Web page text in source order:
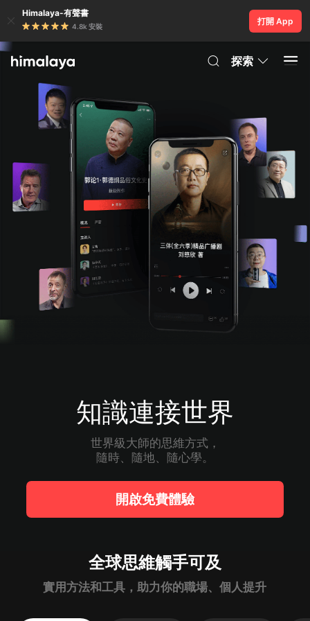
Himalaya-有聲書
4.8k 安裝
打開 App
探索
知識連接世界
世界級大師的思維方式，
隨時、隨地、隨心學。
開啟免費體驗
全球思維觸手可及
實用方法和工具，助力你的職場、個人提升